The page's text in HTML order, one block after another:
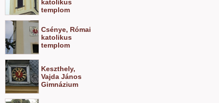
katolikus
templom
Csénye, Római
katolikus
templom
Keszthely,
Vajda János
Gimnázium